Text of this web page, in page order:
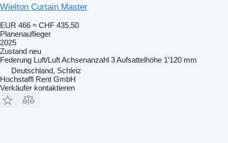
Wielton Curtain Master
EUR 466 ≈ CHF 435.50
Planenauflieger
2025
Zustand neu
Federung Luft/LuftAchsenanzahl 3Aufsattelhöhe 1’120 mm
Deutschland, Schleiz
Hochstaffl Rent GmbH
Verkäufer kontaktieren